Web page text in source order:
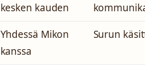
kesken kauden
Yhdessä Mikon
kanssa
Surun